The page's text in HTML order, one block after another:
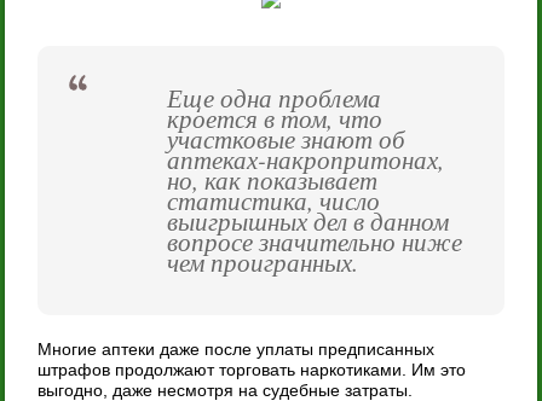
Еще одна проблема
кроется в том, что
участковые знают об
аптеках-накропритонах,
но, как показывает
статистика, число
выигрышных дел в данном
вопросе значительно ниже
чем проигранных.
Многие аптеки даже после уплаты предписанных
штрафов продолжают торговать наркотиками. Им это
выгодно, даже несмотря на судебные затраты.